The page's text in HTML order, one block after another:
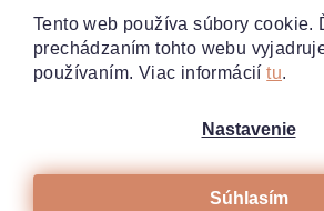
Tento web používa súbory cookie.
prechádzaním tohto webu
používaním. Viac informáciítu.
Nastavenie
Súhlasím
Prihlásiť sa